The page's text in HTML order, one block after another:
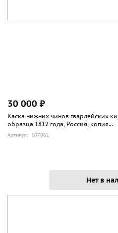
30 000 ₽
Каска нижних чинов гвардейских
образца 1812 года, Россия, копия...
Артикул: 107061
Нет в